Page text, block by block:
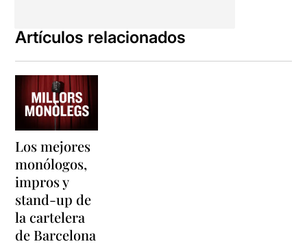
Artículos relacionados
Los mejores
monólogos,
impros y
stand-up de
la cartelera
de Barcelona